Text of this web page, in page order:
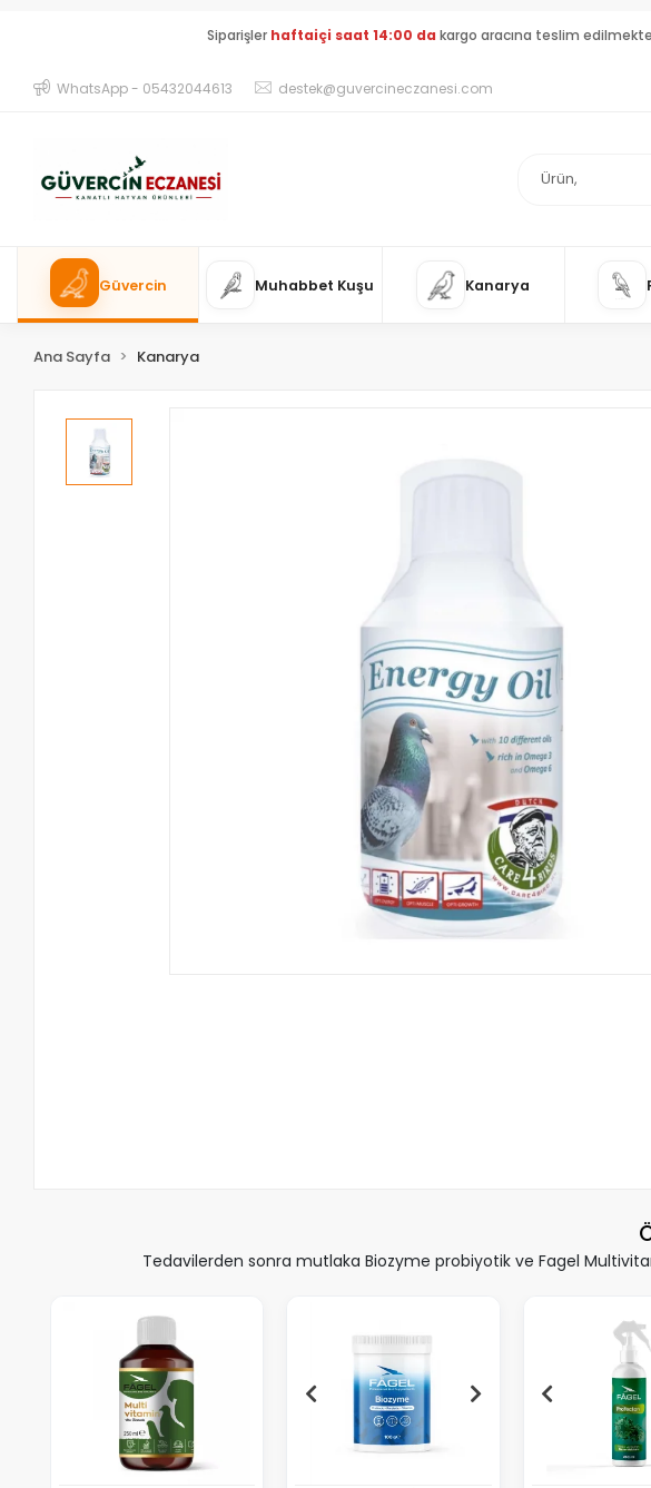
Siparişler haftaiçi saat 14:00 da kargo aracına teslim
WhatsApp - 05432044613 destek@guvercineczanesi.com
Güvercin Muhabbet Kuşu Kanarya
Ana Sayfa Kanarya
Tedavilerden sonra mutlaka Biozyme probiyotik ve Fagel